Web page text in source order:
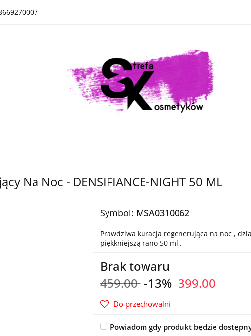
Na Noc - DENSIFIANCE-NIGHT 50 ML
Symbol: MSA0310062
Prawdziwa kuracja regenerująca na noc ,
piękkniejszą rano 50 ml .
Brak towaru
459.00 -13% 399.00
Do przechowalni
Powiadom gdy produkt będzie